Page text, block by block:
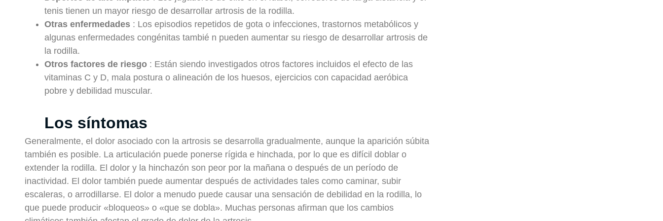
tenis tienen un mayor riesgo de desarrollar artrosis de la rodilla.
Otras enfermedades : Los episodios repetidos de gota o infecciones, trastornos metabólicos y
algunas enfermedades congénitas tambié n pueden aumentar su riesgo de desarrollar artrosis de
la rodilla.
Otros factores de riesgo : Están siendo investigados otros factores incluidos el efecto de las
vitaminas C y D, mala postura o alineación de los huesos, ejercicios con capacidad aeróbica
pobre y debilidad muscular.
Los síntomas
Generalmente, el dolor asociado con la artrosis se desarrolla gradualmente, aunque la aparición súbita
también es posible. La articulación puede ponerse rígida e hinchada, por lo que es difícil doblar o
extender la rodilla. El dolor y la hinchazón son peor por la mañana o después de un período de
inactividad. El dolor también puede aumentar después de actividades tales como caminar, subir
escaleras, o arrodillarse. El dolor a menudo puede causar una sensación de debilidad en la rodilla, lo
que puede producir «bloqueos» o «que se dobla». Muchas personas afirman que los cambios